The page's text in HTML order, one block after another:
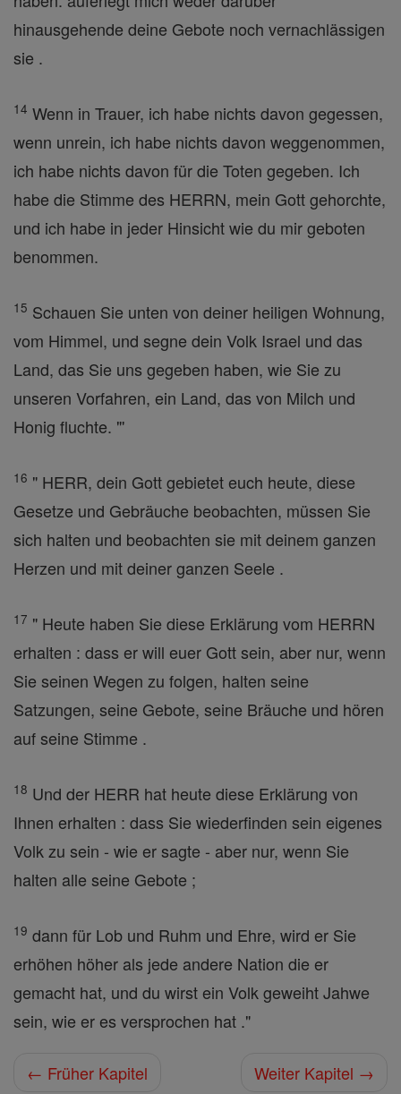
hinausgehende deine Gebote noch vernachlässigen
sie .
14 Wenn in Trauer, ich habe nichts davon gegessen,
wenn unrein, ich habe nichts davon weggenommen,
ich habe nichts davon für die Toten gegeben. Ich
habe die Stimme des HERRN, mein Gott gehorchte,
und ich habe in jeder Hinsicht wie du mir geboten
benommen.
15 Schauen Sie unten von deiner heiligen Wohnung,
vom Himmel, und segne dein Volk Israel und das
Land, das Sie uns gegeben haben, wie Sie zu
unseren Vorfahren, ein Land, das von Milch und
Honig fluchte. "'
16 " HERR, dein Gott gebietet euch heute, diese
Gesetze und Gebräuche beobachten, müssen Sie
sich halten und beobachten sie mit deinem ganzen
Herzen und mit deiner ganzen Seele .
17 " Heute haben Sie diese Erklärung vom HERRN
erhalten : dass er will euer Gott sein, aber nur, wenn
Sie seinen Wegen zu folgen, halten seine
Satzungen, seine Gebote, seine Bräuche und hören
auf seine Stimme .
18 Und der HERR hat heute diese Erklärung von
Ihnen erhalten : dass Sie wiederfinden sein eigenes
Volk zu sein - wie er sagte - aber nur, wenn Sie
halten alle seine Gebote ;
19 dann für Lob und Ruhm und Ehre, wird er Sie
erhöhen höher als jede andere Nation die er
gemacht hat, und du wirst ein Volk geweiht Jahwe
sein, wie er es versprochen hat ."
← Früher Kapitel
Weiter Kapitel →